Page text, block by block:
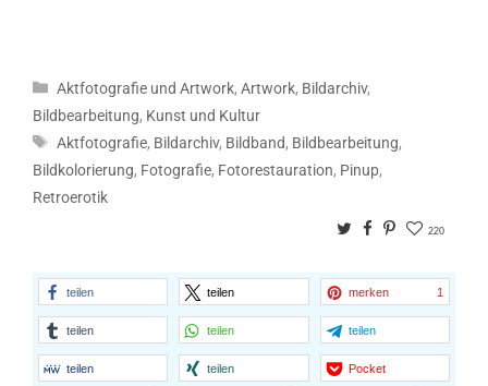
Kategorien
Aktfotografie und Artwork,Artwork, Bildarchiv,
Bildbearbeitung, Kunst und Kultur
Schlagwörter
Aktfotografie, Bildarchiv, Bildband, Bildbearbeitung,
Bildkolorierung, Fotografie, Fotorestauration, Pinup,
Retroerotik
TwitterFacebook
Pinterest
220
teilen teilen merken 1
teilen teilen teilen
teilen teilen Pocket